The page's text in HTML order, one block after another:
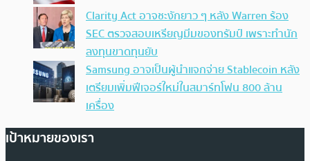
Clarity Act อาจชะงักยาว ๆ หลัง Warren ร้อง
SEC ตรวจสอบเหรียญมีมของทรัมป์ เพราะทำนัก
ลงทุนขาดทุนยับ
Samsung อาจเป็นผู้นำแจกจ่าย Stablecoin หลัง
เตรียมเพิ่มฟีเจอร์ใหม่ในสมาร์ทโฟน 800 ล้าน
เครื่อง
เป้าหมายของเรา